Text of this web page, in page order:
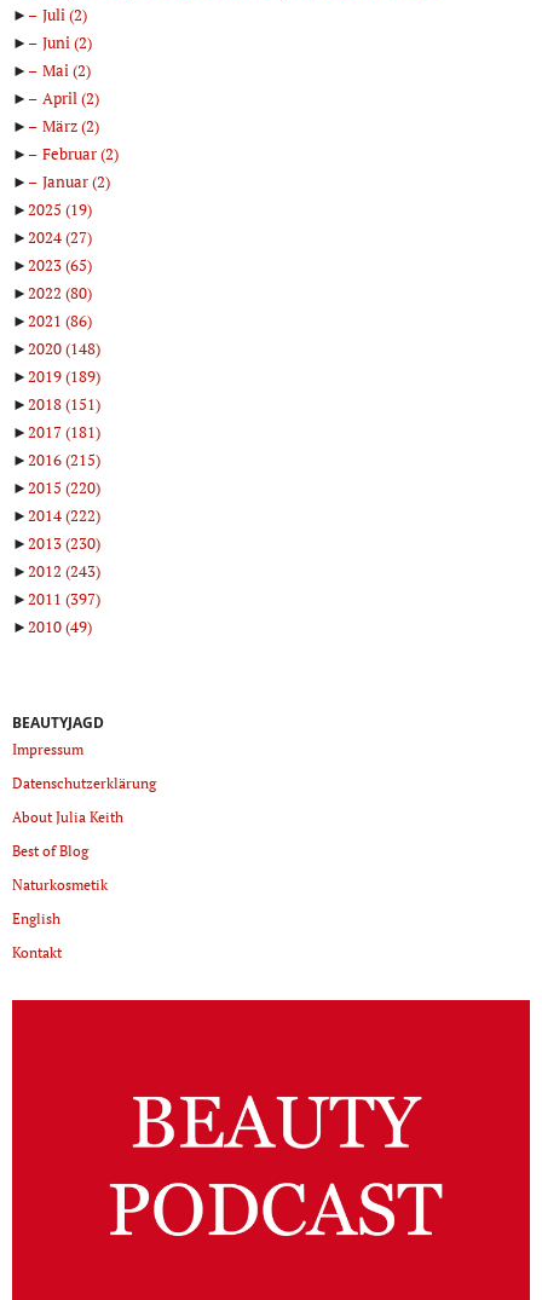
►
Juli(2)
►
Juni(2)
►
Mai(2)
►
April(2)
►
März(2)
►
Februar(2)
►
Januar(2)
►2025 (19)
►2024(27)
►2023(65)
►2022 (80)
►2021 (86)
►2020(148)
►2019(189)
►2018(151)
►2017(181)
►2016(215)
►2015 (220)
►2014(222)
►2013(230)
►2012 (243)
►2011 (397)
►2010(49)
BEAUTYJAGD
Impressum
Datenschutzerklärung
About Julia Keith
Best of Blog
Naturkosmetik
English
Kontakt